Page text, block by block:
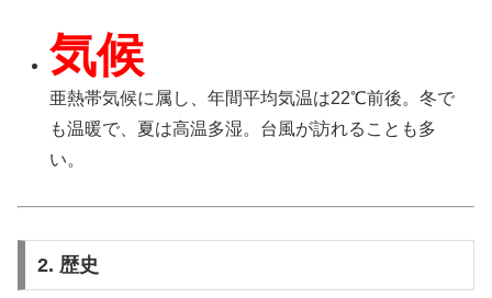
気候
亜熱帯気候に属し、年間平均気温は22℃前後。冬で
も温暖で、夏は高温多湿。台風が訪れることも多
い。
2. 歴史